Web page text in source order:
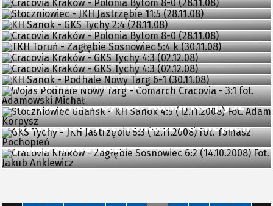
KH Sanok - GKS Tychy 2:4 (28.11.08)
0 (28.11.08)
TKH Toruń - Zagłębie Sosnowiec 5:4
k (30.11.08)
Cracovia Kraków - GKS Tychy 4:3
(02.12.08)
Cracovia Kraków - GKS Tychy 4:3
(02.12.08)
KH Sanok - Podhale Nowy Targ 6-1
(30.11.08)
Wojas Podhale Nowy Targ -
Comarch Cracovia - 3:1 fot.
Adamowski Michał
Stoczniowiec Gdańsk - KH Sanok
4:5 (12.11.2008) Fot. Adam Korpysz
GKS Tychy - JKH Jastrzębie 5:3
(12.11.2008) fot. Tomasz Pochopień
Cracovia Kraków - Zagłębie
Sosnowiec 6:2 (14.10.2008) Fot.
Jakub Anklewicz